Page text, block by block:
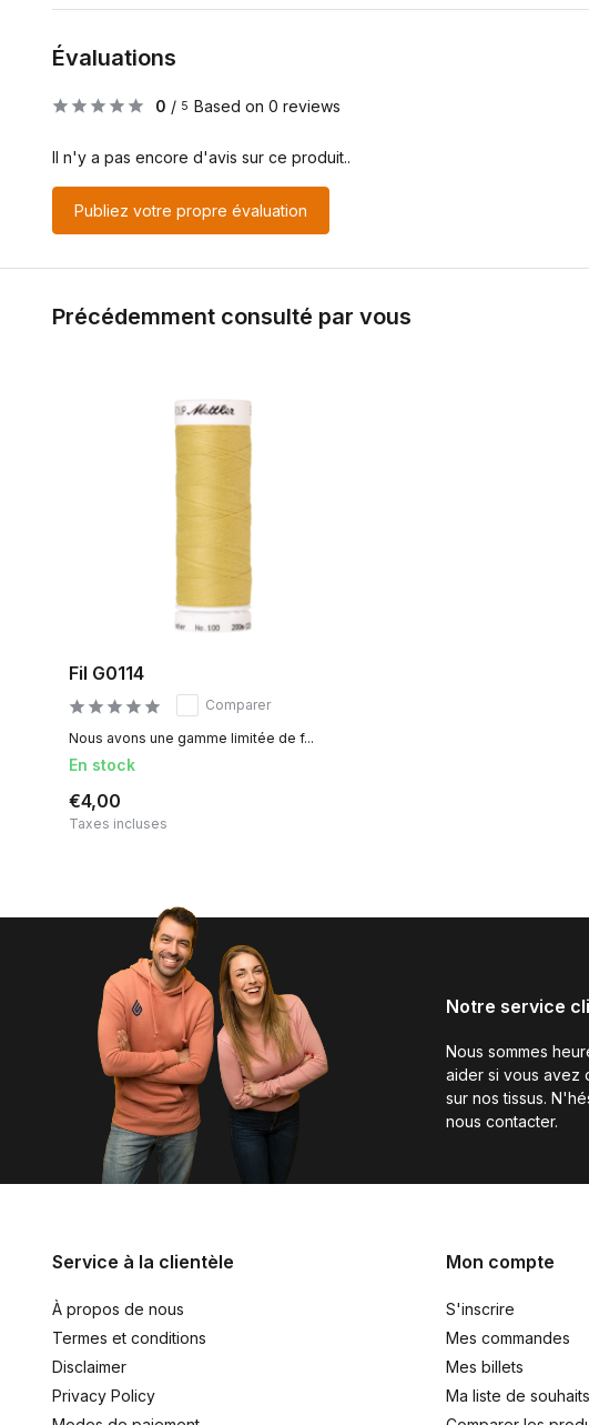
Évaluations
0 / 5 Based on 0 reviews
Il n'y a pas encore d'avis sur ce produit..
Publiez votre propre évaluation
Précédemment consulté par vous
Fil G0114
Comparer
Nous avons une gamme limitée de f...
En stock
€4,00
Taxes incluses
Notre service
Nous sommes
aider si vous avez
sur nos tissus.
nous contacter.
Service à la clientèle
À propos de nous
Termes et conditions
Disclaimer
Privacy Policy
Mon compte
S'inscrire
Mes commandes
Mes billets
Ma liste de souhaits